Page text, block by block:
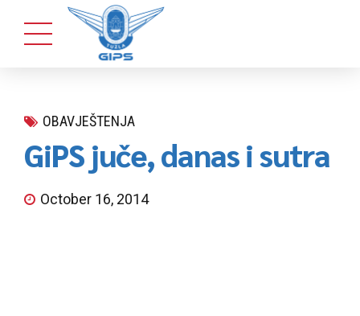
OBAVJEŠTENJA
GiPS juče, danas i sutra
October 16, 2014